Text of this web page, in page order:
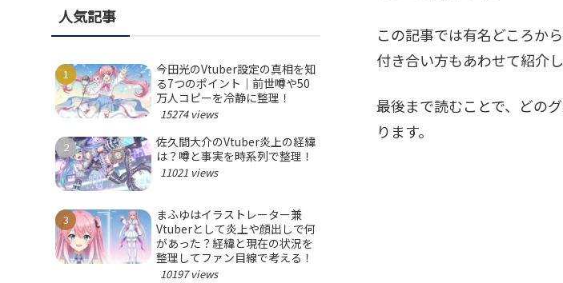
この記事では有名どころか
付き合い方もあわせて紹介し
最後まで読むことで、どの
ります。
人気記事
今田光のVtuber設定の真相を知
る7つのポイント｜前世噂や50
万人コピーを冷静に整理！
15274 views
佐久間大介のVtuber炎上の経緯
は？噂と事実を時系列で整理！
11021 views
まふゆはイラストレーター兼
Vtuberとして炎上や顔出しで何
があった？経緯と現在の状況を
整理してファン目線で考える！
10197 views